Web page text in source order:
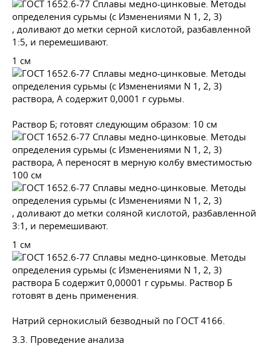
, доливают до метки серной кислотой, разбавленной
1:5, и перемешивают.
1 см
раствора, А содержит 0,0001 г сурьмы.
Раствор Б; готовят следующим образом: 10 см
раствора, А переносят в мерную колбу вместимостью
100 см
, доливают до метки соляной кислотой, разбавленной
3:1, и перемешивают.
1 см
раствора Б содержит 0,00001 г сурьмы. Раствор Б
готовят в день применения.
Натрий сернокислый безводный по ГОСТ 4166.
3.3. Проведение анализа